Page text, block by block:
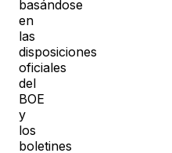
basándose
en
las
disposiciones
oficiales
del
BOE
y
los
boletines